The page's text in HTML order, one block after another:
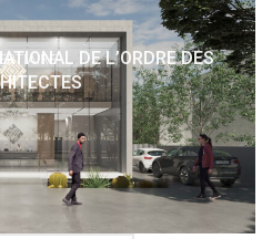
DE L’ORDRE DES